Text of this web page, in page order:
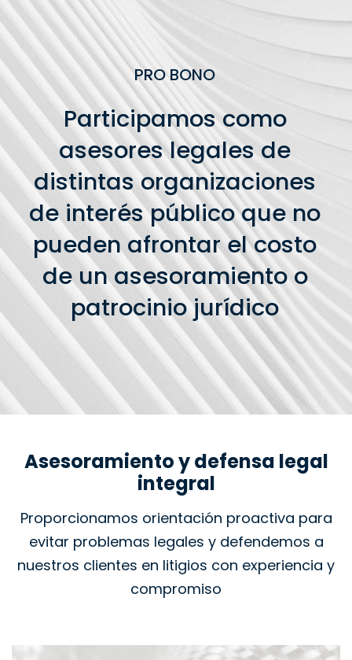
PRO BONO
Participamos como
asesores legales de
distintas organizaciones
de interés público que no
pueden afrontar el costo
de un asesoramiento o
patrocinio jurídico
Asesoramiento y defensa legal
integral
Proporcionamos orientación proactiva para
evitar problemas legales y defendemos a
nuestros clientes en litigios con experiencia y
compromiso